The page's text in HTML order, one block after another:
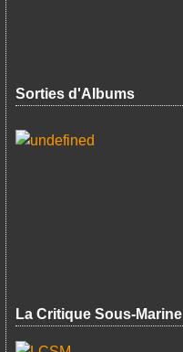
Sorties d'Albums
La Critique Sous-Marine